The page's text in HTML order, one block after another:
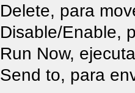
Delete, para
Disable/Enable,
Run Now,
Send to, para